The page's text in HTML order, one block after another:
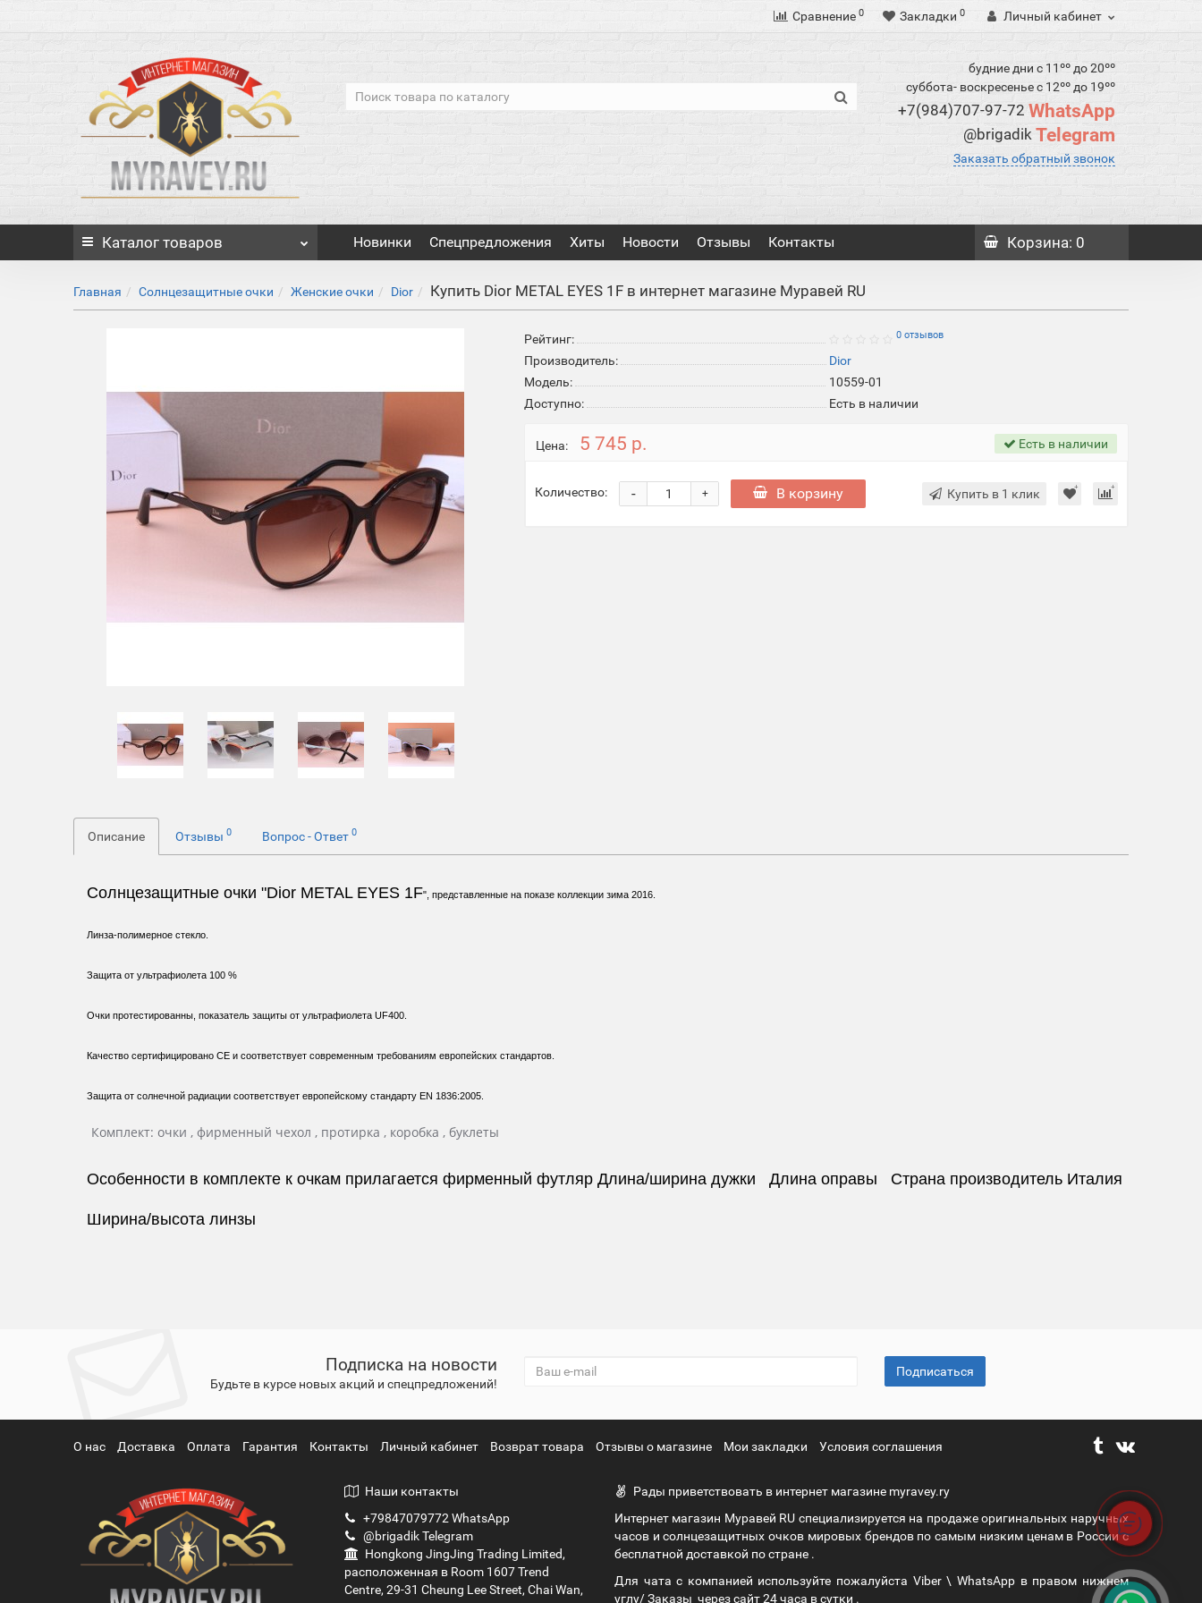
Сравнение 0 Закладки 0 Личный кабинет
будние дни с 11ºº до 20ºº
суббота- воскресенье с 12ºº до 19ºº
+7(984)707-97-72 WhatsApp
@brigadikTelegram
Заказать обратный звонок
Каталог товаров Новинки Спецпредложения Хиты Новости Отзывы Контакты Корзина: 0
Главная Солнцезащитные очки Женские очки Dior Купить Dior METAL EYES 1F в интернет магазине Муравей RU
Рейтинг: 0 отзывов
Производитель:
Dior
Модель:
10559-01
Доступно:
Есть в наличии
Цена: 5 745 р. Есть в наличии
Количество: +
- В корзину Купить в 1 клик
Описание Отзывы0 Вопрос - Ответ0
Солнцезащитные очки "Dior METAL EYES 1F", представленные на показе коллекции зима 2016.
Линза-полимерное стекло.
Защита от ультрафиолета 100 %
Очки протестированны, показатель защиты от ультрафиолета UF400.
Качество сертифицировано СЕ и соответствует современным требованиям европейских стандартов.
Защита от солнечной радиации соответствует европейскому стандарту EN 1836:2005.
Комплект: очки , фирменный чехол , протирка , коробка , буклеты
Особенности в комплекте к очкам прилагается фирменный футляр Длина/ширина дужки Длина оправы Страна производитель Италия
Ширина/высота линзы
Подписка на новости
Будьте в курсе новых акций и спецпредложений!
Подписаться
О нас Доставка Оплата Гарантия Контакты Личный кабинет Возврат товара Отзывы о магазине Мои закладки Условия соглашения
Наши контакты
+79847079772 WhatsApp
@brigadik Telegram
Hongkong JingJing Trading Limited,
расположенная в Room 1607 Trend
Centre, 29-31 Cheung Lee Street, Chai Wan,
Рады приветствовать в интернет магазине myravey.ry
Интернет магазин Муравей RU специализируется на продаже оригинальных наручных
часов и солнцезащитных очков мировых брендов по самым низким ценам в России с
бесплатной доставкой по стране .
Для чата с компанией используйте пожалуйста Viber \ WhatsApp в правом нижнем
углу/ Заказы через сайт 24 часа в сутки .